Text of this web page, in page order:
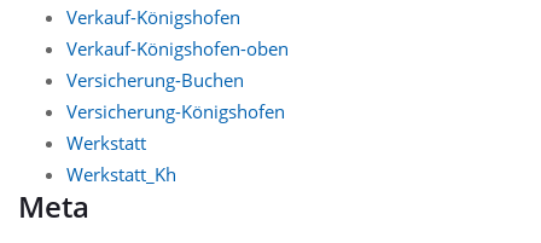
Verkauf-Königshofen
Verkauf-Königshofen-oben
Versicherung-Buchen
Versicherung-Königshofen
Werkstatt
Werkstatt_Kh
Meta